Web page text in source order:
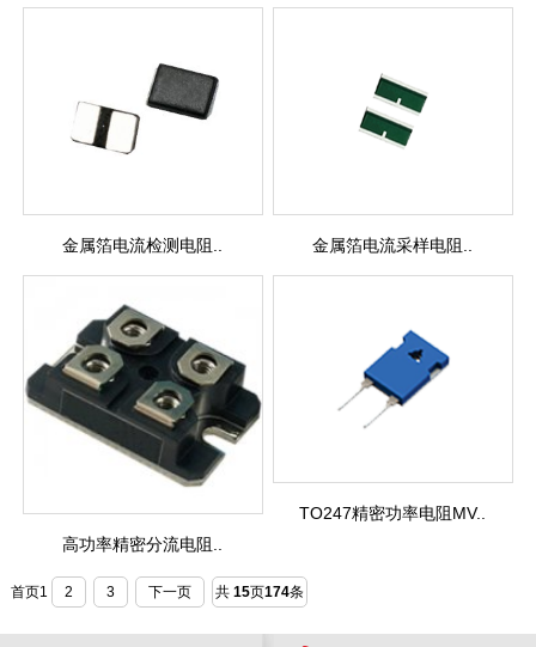
金属箔电流检测电阻.. 金属箔电流采样电阻..
高功率精密分流电阻..
TO247精密功率电阻MV..
首页1 2 3 下一页 共 15页174条